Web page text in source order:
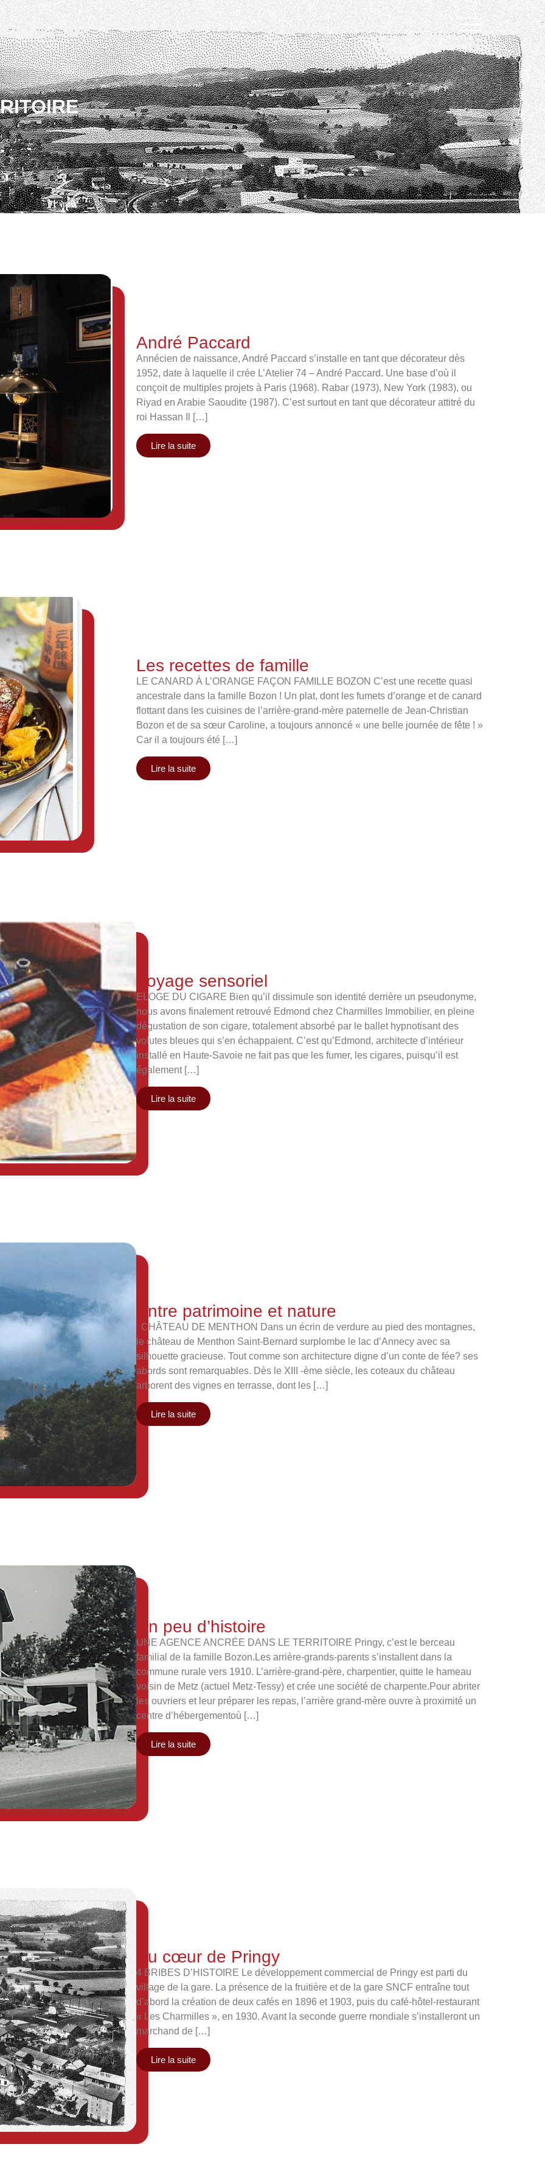
André Paccard
Annécien de naissance, André Paccard s’installe en tant que décorateur dès
1952, date à laquelle il crée L’Atelier 74 – André Paccard. Une base d’où il
conçoit de multiples projets à Paris (1968). Rabar (1973), New York (1983), ou
Riyad en Arabie Saoudite (1987). C’est surtout en tant que décorateur attitré du
roi Hassan Il […]
Lire la suite
Les recettes de famille
LE CANARD À L’ORANGE FAÇON FAMILLE BOZON C’est une recette quasi
ancestrale dans la famille Bozon ! Un plat, dont les fumets d’orange et de canard
flottant dans les cuisines de l’arrière-grand-mère paternelle de Jean-Christian
Bozon et de sa sœur Caroline, a toujours annoncé « une belle journée de fête ! »
Car il a toujours été […]
Lire la suite
Voyage sensoriel
ELOGE DU CIGARE Bien qu’il dissimule son identité derrière un pseudonyme,
nous avons finalement retrouvé Edmond chez Charmilles Immobilier, en pleine
dégustation de son cigare, totalement absorbé par le ballet hypnotisant des
volutes bleues qui s’en échappaient. C’est qu’Edmond, architecte d’intérieur
installé en Haute-Savoie ne fait pas que les fumer, les cigares, puisqu’il est
également […]
Lire la suite
Entre patrimoine et nature
CHÂTEAU DE MENTHON Dans un écrin de verdure au pied des montagnes,
le château de Menthon Saint-Bernard surplombe le lac d’Annecy avec sa
silhouette gracieuse. Tout comme son architecture digne d’un conte de fée? ses
abords sont remarquables. Dès le XIII -ème siècle, les coteaux du château
arborent des vignes en terrasse, dont les […]
Lire la suite
Un peu d’histoire
UNE AGENCE ANCRÉE DANS LE TERRITOIRE Pringy, c’est le berceau
familial de la famille Bozon.Les arrière-grands-parents s’installent dans la
commune rurale vers 1910. L’arrière-grand-père, charpentier, quitte le hameau
voisin de Metz (actuel Metz-Tessy) et crée une société de charpente.Pour abriter
les ouvriers et leur préparer les repas, l’arrière grand-mère ouvre à proximité un
centre d’hébergementoù […]
Lire la suite
Au cœur de Pringy
4 BRIBES D’HISTOIRE Le développement commercial de Pringy est parti du
village de la gare. La présence de la fruitière et de la gare SNCF entraîne tout
d’abord la création de deux cafés en 1896 et 1903, puis du café-hôtel-restaurant
« Les Charmilles », en 1930. Avant la seconde guerre mondiale s’installeront un
marchand de […]
Lire la suite